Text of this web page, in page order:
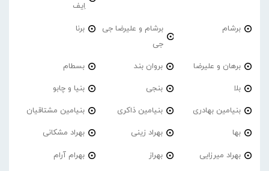
اِیف
برشام
برشام و علیرضا جی
جی
برنا
برهان و علیرضا بروان بند بسطام
بلا بنجی بنیا و چابو
بنیامین بهادری بنیامین ذاکری بنیامین مشتاقیان
بها بهراد زینی بهراد مشکانی
بهراد میرزایی بهراز بهرام آرام